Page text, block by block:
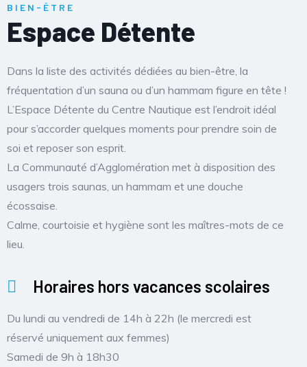
BIEN-ÊTRE
Espace Détente
Dans la liste des activités dédiées au bien-être, la
fréquentation d’un sauna ou d’un hammam figure en tête !
L’Espace Détente du Centre Nautique est l’endroit idéal
pour s’accorder quelques moments pour prendre soin de
soi et reposer son esprit.
La Communauté d’Agglomération met à disposition des
usagers trois saunas, un hammam et une douche
écossaise.
Calme, courtoisie et hygiène sont les maîtres-mots de ce
lieu.
Horaires hors vacances scolaires
Du lundi au vendredi de 14h à 22h (le mercredi est
réservé uniquement aux femmes)
Samedi de 9h à 18h30